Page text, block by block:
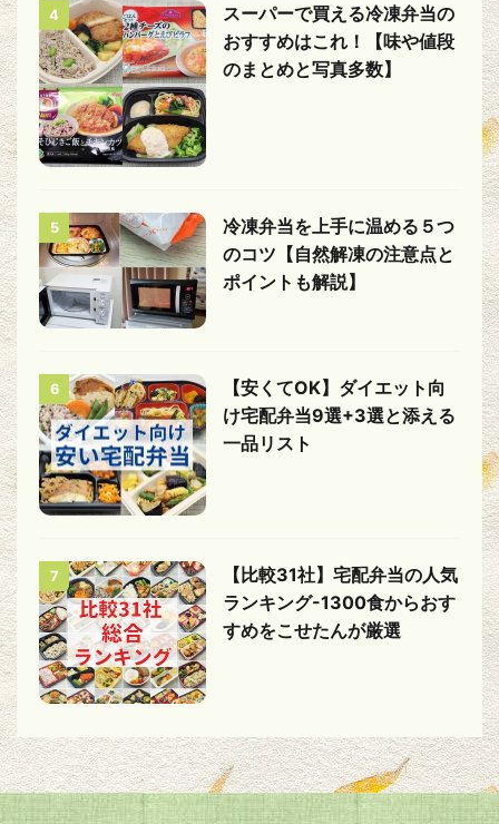
4
スーパーで買える冷凍弁当の
おすすめはこれ！【味や値段
のまとめと写真多数】
5
冷凍弁当を上手に温める５つ
のコツ【自然解凍の注意点と
ポイントも解説】
6
【安くてOK】ダイエット向
け宅配弁当9選+3選と添える
一品リスト
7
【比較31社】宅配弁当の人気
ランキング-1300食からおす
すめをこせたんが厳選